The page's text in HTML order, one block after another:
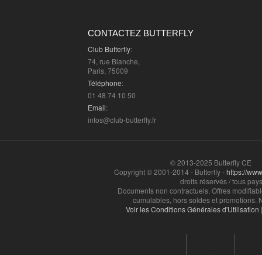
CONTACTEZ BUTTERFLY
Club Butterfly:
74, rue Blanche,
Paris, 75009
Téléphone:
01 48 74 10 50
Email:
infos@club-butterfly.fr
© 2013-2025 Butterfly CE
Copyright © 2001-2014 - Butterfly -https://
droits réservés / tous
Documents non contractuels. Offres
cumulables, hors soldes et promotions.
Voir les Conditions Générales d'Utilisation